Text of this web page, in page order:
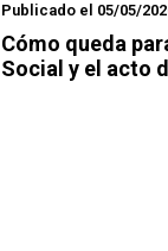
Publicado el 05/05/
Cómo queda
Social y el acto